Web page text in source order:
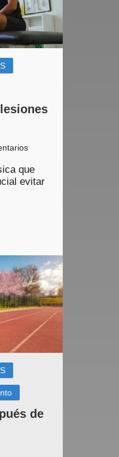
que
evitar
de